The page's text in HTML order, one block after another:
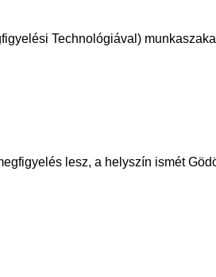
Technológiával)
lesz, a helyszín ismét